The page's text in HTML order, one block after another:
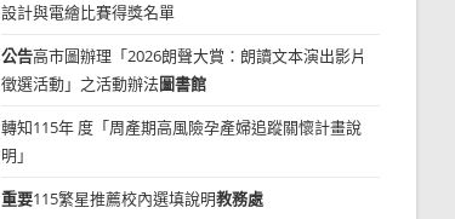
設計與電繪比賽得獎名單
公告高市圖辦理「2026朗聲大賞：朗讀文本演出影片
徵選活動」之活動辦法圖書館
轉知115年 度「周產期高風險孕產婦追蹤關懷計畫說
明」
重要115繁星推薦校內選填說明教務處